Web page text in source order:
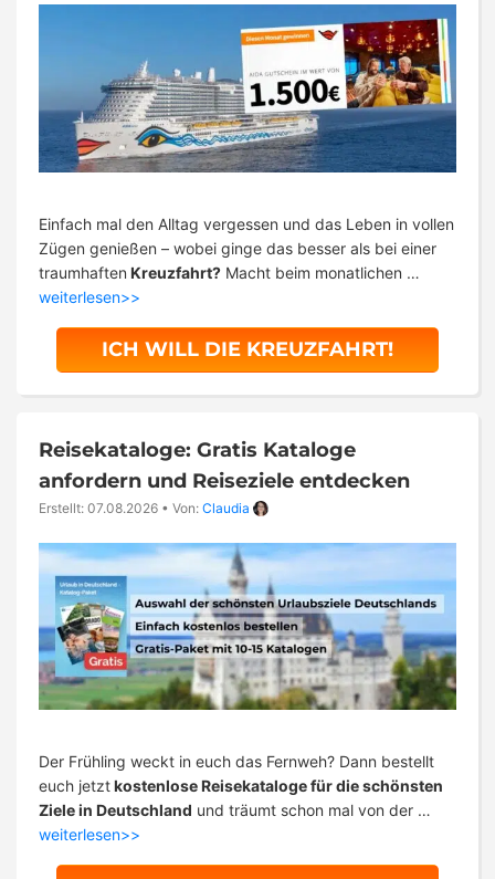
Einfach mal den Alltag vergessen und das Leben in vollen
Zügen genießen – wobei ginge das besser als bei einer
traumhaften Kreuzfahrt? Macht beim monatlichen …
weiterlesen>>
ICH WILL DIE KREUZFAHRT!
Reisekataloge: Gratis Kataloge
anfordern und Reiseziele entdecken
Erstellt: 07.08.2026 • Von: Claudia
Der Frühling weckt in euch das Fernweh? Dann bestellt
euch jetztkostenlose Reisekataloge für die schönsten
Ziele in Deutschland und träumt schon mal von der …
weiterlesen>>